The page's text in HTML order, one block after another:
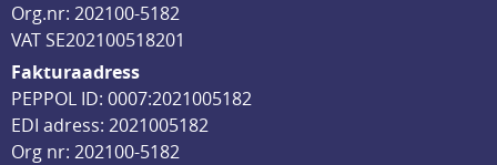
Org.nr: 202100-5182
VAT SE202100518201
Fakturaadress
PEPPOL ID: 0007:2021005182
EDI adress: 2021005182
Org nr: 202100-5182